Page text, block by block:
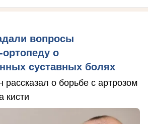
вопросы
ортопеду о
суставных болях
о борьбе с артрозом
кисти